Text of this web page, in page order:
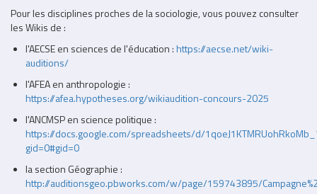
Pour les disciplines proches de la sociologie, vous pouvez consulter
les Wikis de :
l'AECSE en sciences de l'éducation :https://aecse.net/wiki-
auditions/
l'AFEA en anthropologie :
https://afea.hypotheses.org/wikiaudition-concours-2025
l'ANCMSP en science politique :
https://docs.google.com/spreadsheets/d/
gid=0#gid=0
la section Géographie :
http://auditionsgeo.pbworks.com/w/page/159743895/